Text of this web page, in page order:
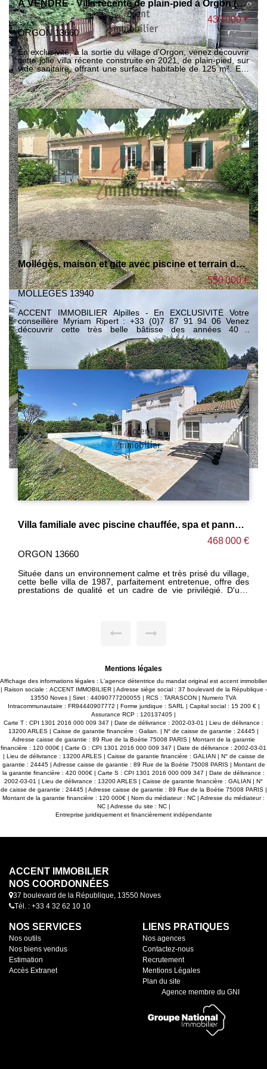
À VENDRE - Villa récente de plain-pied à Orgon (13660)
430 000 €
ORGON 13660
En exclusivité, à la sortie du village d'Orgon, venez découvrir
cette jolie villa récente construite en 2021, de plain-pied, sur
vide sanitaire, offrant une surface habitable de 125 m². Elle
se compose d'une spacieuse pièce de vie lumineuse avec
cuisine ouverte moderne, entièrement équipée et aménagée,
de trois chambres avec placards intégrés, de deux salles
d'eau avec toilettes, ainsi que d'un WC indépendant avec
lave-mains. Une buanderie complète l'ensemble. Implantée
sur un terrain clos de 2 937 m², piscinable, cette propriété
bénéficie d'une exposition plein sud et d'un environnement
agréable. Assainissement par fosse septique aux normes.
Confort assuré avec double vitrage, volets roulants
électriques, eau de ville et chauffage par climatisation
réversible (norme RT 2012). À noter : une nuisance sonore
peut être perçue en raison de la proximité de la
départementale 26, principalement fréquentée en journée
(circulation plus faible en soirée et le week-end). N'hésitez
pas à nous contacter pour organiser une visite et découvrir
tout le potentiel de ce bien. Annonce rédigée par Gérard
VIDAL, inscrit au RSAC de Tarascon sous le numéro
79343752600049
Mollégès, maison et gite avec piscine et terrain de 2000m²
550 000 €
MOLLEGES 13940
ACCENT IMMOBILIER Alpilles - En EXCLUSIVITÉ Votre
conseillère Myriam Ripert : +33 (0)7 87 91 94 06 Venez
découvrir cette très belle bâtisse des années 40 ,
parfaitement entretenue ! Elle se compose d'une maison
principale avec 3 chambres, un atelier buanderie et un
bureau; et d'un gite de 100 m² avec 2 chambres, rénovée
recemment. Une piscine et un grand garage complètent le
bien. Vous souhaitez des informations complémentaires ou
faire une visite, contactez-moi!
Villa familiale avec piscine chauffée, spa et panneaux solaires dans un secteur recherché.
468 000 €
ORGON 13660
Située dans un environnement calme et très prisé du village,
cette belle villa de 1987, parfaitement entretenue, offre des
prestations de qualité et un cadre de vie privilégié. D'une
l'étage, vous découvrirez deux chambres supplémentaires
5 places, véritable espace de détente utilisable toute l'année.
À l'extérieur, vous profiterez d'un magnifique jardin arboré et
entièrement clos de 902 m², agrémenté d'une piscine
chauffée, d'un pool house et d'un grand garage. Un portail
automatique complète les équipements de cette propriété.
La maison bénéficie de nombreux atouts techniques :
climatisation réversible dans toutes les pièces, adoucisseur
d'eau, double vitrage PVC, volets roulants électriques,
chauffage par plafond rayonnant, toiture régulièrement
entretenue, vide sanitaire, structure béton, eau de ville et
tout-à-l'égout. Enfin, 12 panneaux solaires permettent de
réaliser d'importantes économies d'électricité au quotidien.
Une propriété soignée, fonctionnelle et économe en énergie,
idéale pour une famille recherchant confort, tranquillité et
qualité de vie. À découvrir sans tarder ! annonce rédigée par
Gérard VIDAL inscrit au RSAC Tarascon sous le numéro
79343752600049.
Mentions légales
Affichage des informations légales : L'agence détentrice du mandat original est accent immobilier
| Raison sociale : ACCENT IMMOBILIER | Adresse siège social : 37 boulevard de la République -
13550 Noves | Siret : 44090777200055 | RCS : TARASCON | Numero TVA
Intracommunautaire : FR94440907772 | Forme juridique : SARL | Capital social : 15 200 € |
Assurance RCP : 120137405 |
Carte T : CPI 1301 2016 000 009 347 | Date de délivrance : 2002-03-01 | Lieu de délivrance :
13200 ARLES | Caisse de garantie financière : Galian. | N° de caisse de garantie : 24445 |
Adresse caisse de garantie : 89 Rue de la Boétie 75008 PARIS | Montant de la garantie
financière : 120 000€ | Carte G : CPI 1301 2016 000 009 347 | Date de délivrance : 2002-03-01
| Lieu de délivrance : 13200 ARLES | Caisse de garantie financière : GALIAN | N° de caisse de
garantie : 24445 | Adresse caisse de garantie : 89 Rue de la Boétie 75008 PARIS | Montant de
la garantie financière : 420 000€ | Carte S : CPI 1301 2016 000 009 347 | Date de délivrance :
2002-03-01 | Lieu de délivrance : 13200 ARLES | Caisse de garantie financière : GALIAN | N°
de caisse de garantie : 24445 | Adresse caisse de garantie : 89 Rue de la Boétie 75008 PARIS |
Montant de la garantie financière : 120 000€ | Nom du médiateur : NC | Adresse du médiateur :
NC | Adresse du site : NC |
Entreprise juridiquement et financièrement indépendante
ACCENT IMMOBILIER
NOS COORDONNÉES
37 boulevard de la République, 13550 Noves
Tél. : +33 4 32 62 10 10
NOS SERVICES
Nos outils
Nos biens vendus
Estimation
Accès Extranet
LIENS PRATIQUES
Nos agences
Contactez-nous
Recrutement
Mentions Légales
Plan du site
Agence membre du GNI